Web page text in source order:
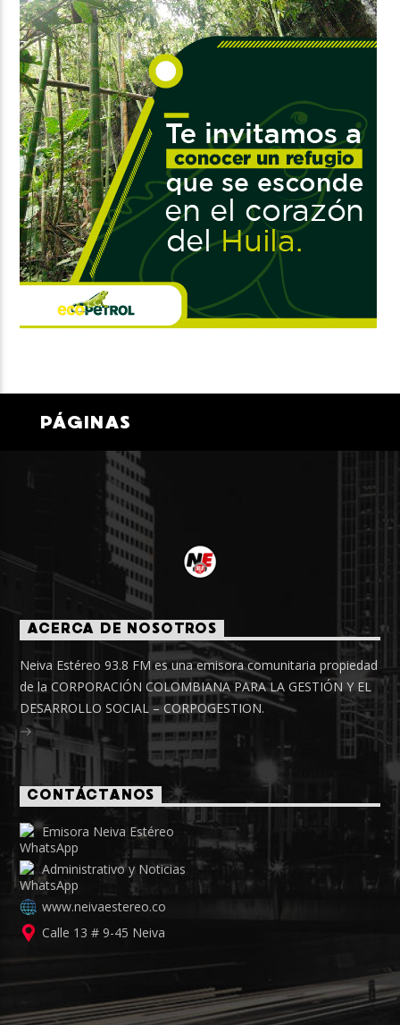
PÁGINAS
ACERCA DE NOSOTROS
Neiva Estéreo 93.8 FM es una emisora comunitaria propiedad
de la CORPORACIÓN COLOMBIANA PARA LA GESTIÓN Y EL
DESARROLLO SOCIAL – CORPOGESTION.
CONTÁCTANOS
Emisora Neiva Estéreo
Administrativo y Noticias
www.neivaestereo.co
Calle 13 # 9-45 Neiva